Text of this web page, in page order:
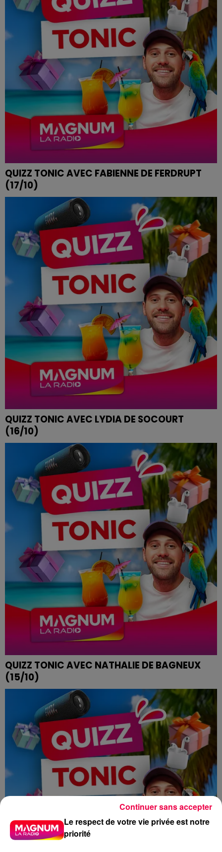
QUIZZ TONIC AVEC FABIENNE DE FERDRUPT
(17/10)
QUIZZ TONIC AVEC LYDIA DE SOCOURT
(16/10)
QUIZZ TONIC AVEC NATHALIE DE BAGNEUX
(15/10)
Le respect de votre vie privée est notre
priorité
Continuer sans accepter